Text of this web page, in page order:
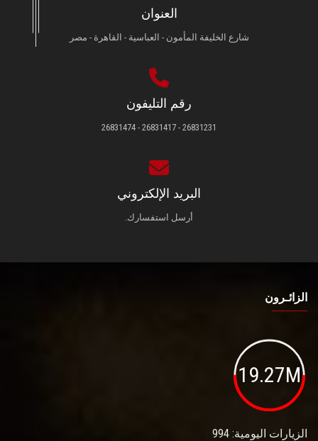
العنوان
شارع الخليفة المأمون - العباسية - القاهرة - مصر
رقم التليفون
26831231 - 26831417 - 26831474
البريد الإلكتروني
أرسل استفسارك.
الزائـرون
19.27M
الزيارات اليومية: 994